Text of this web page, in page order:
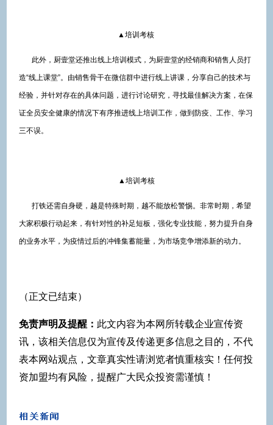
▲培训考核
此外，厨壹堂还推出线上培训模式，为厨壹堂的经销商和销售人员打
造“线上课堂”。由销售骨干在微信群中进行线上讲课，分享自己的技术与
经验，并针对存在的具体问题，进行讨论研究，寻找最佳解决方案，在保
证全员安全健康的情况下有序推进线上培训工作，做到防疫、工作、学习
三不误。
▲培训考核
打铁还需自身硬，越是特殊时期，越不能放松警惕。非常时期，希望
大家积极行动起来，有针对性的补足短板，强化专业技能，努力提升自身
的业务水平，为疫情过后的冲锋集蓄能量，为市场竞争增添新的动力。
（正文已结束）
免责声明及提醒： 此文内容为本网所转载企业宣传资
讯，该相关信息仅为宣传及传递更多信息之目的，不代
表本网站观点，文章真实性请浏览者慎重核实！任何投
资加盟均有风险，提醒广大民众投资需谨慎！